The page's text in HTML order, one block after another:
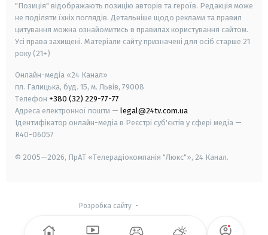
"Позиція" відображають позицію авторів та героїв. Редакція може
не поділяти їхніх поглядів. Детальніше щодо реклами та правил
цитування можна ознайомитись в правилах користування сайтом.
Усі права захищені. Матеріали сайту призначені для осіб старше 21
року (21+)
Онлайн-медіа «24 Канал»
пл. Галицька, буд. 15, м. Львів, 79008
Телефон +380 (32) 229-77-77
Адреса електронної пошти — legal@24tv.com.ua
Ідентифікатор онлайн-медіа в Реєстрі суб'єктів у сфері медіа —
R40-06057
© 2005—2026, ПрАТ «Телерадіокомпанія "Люкс"», 24 Канал.
Розробка сайту-